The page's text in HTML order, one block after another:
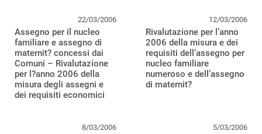
22/03/2006
Assegno per il nucleo
familiare e assegno di
maternit? concessi dai
Comuni – Rivalutazione
per l?anno 2006 della
misura degli assegni e
dei requisiti economici
12/03/2006
Rivalutazione per l’anno
2006 della misura e dei
requisiti dell’assegno per
nucleo familiare
numeroso e dell’assegno
di maternit?
8/03/2006 5/03/2006